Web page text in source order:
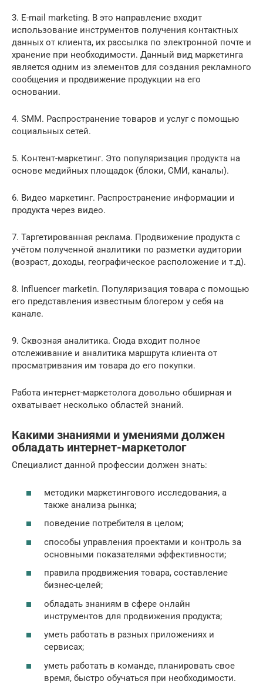
3. E-mail marketing. В это направление входит
использование инструментов получения контактных
данных от клиента, их рассылка по электронной почте и
хранение при необходимости. Данный вид маркетинга
является одним из элементов для создания рекламного
сообщения и продвижение продукции на его
основании.
4. SMM. Распространение товаров и услуг с помощью
социальных сетей.
5. Контент-маркетинг. Это популяризация продукта на
основе медийных площадок (блоки, СМИ, каналы).
6. Видео маркетинг. Распространение информации и
продукта через видео.
7. Таргетированная реклама. Продвижение продукта с
учётом полученной аналитики по разметки аудитории
(возраст, доходы, географическое расположение и т.д).
8. Influencer marketin. Популяризация товара с помощью
его представления известным блогером у себя на
канале.
9. Сквозная аналитика. Сюда входит полное
отслеживание и аналитика маршрута клиента от
просматривания им товара до его покупки.
Работа интернет-маркетолога довольно обширная и
охватывает несколько областей знаний.
Какими знаниями и умениями должен
обладать интернет-маркетолог
Специалист данной профессии должен знать:
методики маркетингового исследования, а
также анализа рынка;
поведение потребителя в целом;
способы управления проектами и контроль за
основными показателями эффективности;
правила продвижения товара, составление
бизнес-целей;
обладать знаниям в сфере онлайн
инструментов для продвижения продукта;
уметь работать в разных приложениях и
сервисах;
уметь работать в команде, планировать свое
время, быстро обучаться при необходимости.